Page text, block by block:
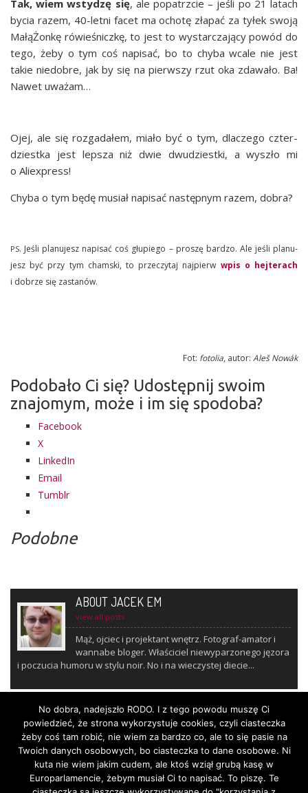
Tak, wiem wsty­dzę się, ale popa­trz­cie – jeśli po 21 latach
bycia razem, 40-let­ni facet ma ocho­tę zła­pać za tyłek swo­ją
Małą­Żon­kę rówie­śnicz­kę, to jest to wystar­cza­ją­cy powód do
tego, żeby o tym coś napi­sać, bo to chy­ba wca­le nie jest
takie nie­do­bre, jak by się na pierw­szy rzut oka zda­wa­ło. Ba!
Nawet uważam…
Ojej, ale się roz­ga­da­łem, mia­ło być o tym, dla­cze­go czter­
dziest­ka jest lep­sza niż dwie dwu­dziest­ki, a wyszło mi
o Aliexpress!
Chy­ba o tym będę musiał napi­sać następ­nym razem, dobra?
PS. Jeśli pla­nu­jesz napi­sać coś głu­pie­go – pro­szę bar­dzo. Ale jeśli pla­nu­
jesz być przy tym cham­ski, to prze­czy­taj naj­pierw wpis o hej­te­rach
i dobrze się zastanów.
Fot: foto­lia, autor: Aleš Nowák
Podobało Ci się? Udostępnij swoim
znajomym, może i im się spodoba?
Face­bo­ok
X
Lin­ke­dIn
Ema­il
Tum­blr
Podobne
ABOUT JACEK EM
view all posts
Mąż, ojciec i projektant wnętrz. Fotograf-amator i
wannabe bloger. Właściciel niewyparzonego jęzora
i poczucia humoru w stylu noir. No i na wieczystej diecie...
No dobra, nadejszło RODO. I z tego powodu muszę Ci
powiedzieć, że strona wykorzystuje cookies, czyli ciasteczka
żeby coś tam robić, nie wiem za bardzo co, ale to się pasie na
Twoich danych osobowych, bo ciasteczka to dane osobowe. Ni
kuta nie wiem jakim cudem, ale ktoś wziął grubą kasę w
Europarlamencie, żebym musiał Ci to napisać. To piszę. Te